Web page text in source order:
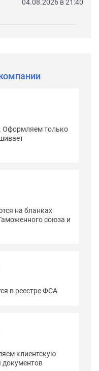
04.08.2026 в 21:40
Оформляем только
на бланках
союза и
в реестре ФСА
клиентскую
документов